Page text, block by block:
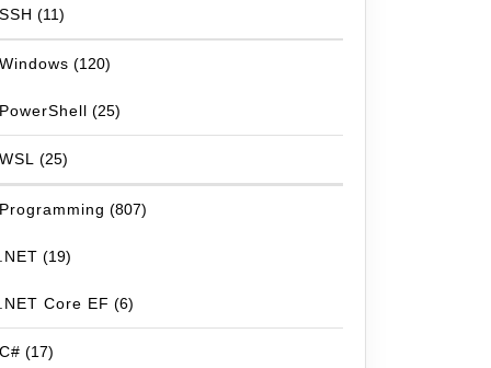
SSH (11)
Windows (120)
PowerShell (25)
WSL (25)
Programming (807)
.NET (19)
.NET Core EF (6)
C# (17)